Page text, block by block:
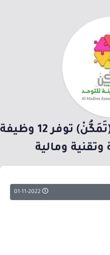
جمعية المدينة للتوحد (تَمَكُّنْ) توفر 12 وظيفة
وتقنية ومالية